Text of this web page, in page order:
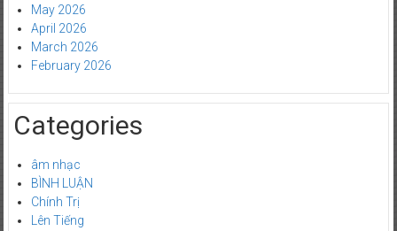
May 2026
April 2026
March 2026
February 2026
Categories
âm nhạc
BÌNH LUẬN
Chính Trị
Lên Tiếng